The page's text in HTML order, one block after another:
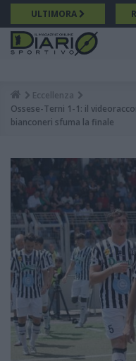
Salta
al
contenuto
principale
ULTIMORA
Breadcrumb
Eccellenza
Ossese-Terni 1-1: il
bianconeri sfuma la finale